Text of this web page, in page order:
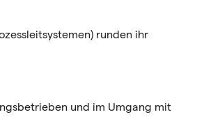
runden ihr
und im Umgang mit